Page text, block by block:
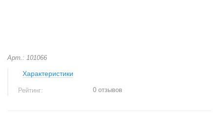
Арт.: 101066
Характеристики
Рейтинг: 0 отзывов